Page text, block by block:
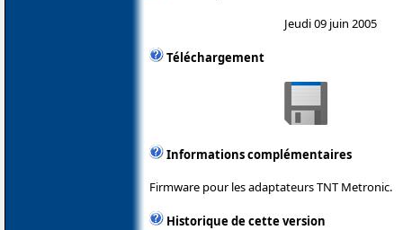
Jeudi 09 juin 2005
Téléchargement
Informations complémentaires
Firmware pour les adaptateurs TNT Metronic.
Historique de cette version